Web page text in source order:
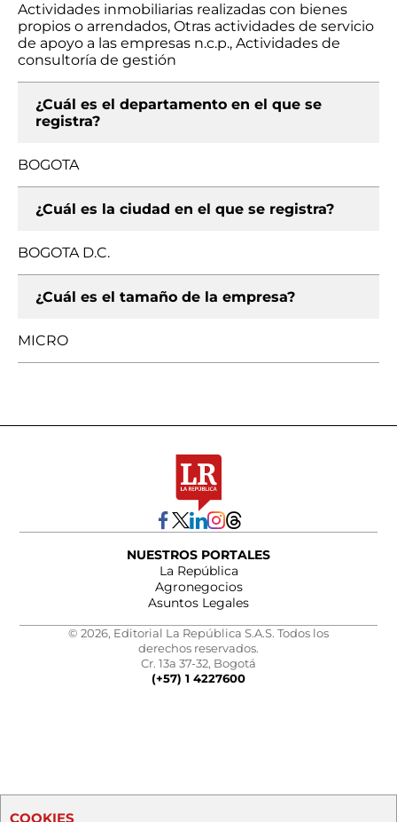
Actividades inmobiliarias realizadas con bienes
propios o arrendados, Otras actividades de servicio
de apoyo a las empresas n.c.p., Actividades de
consultoría de gestión
¿Cuál es el departamento en el que se
registra?
BOGOTA
¿Cuál es la ciudad en el que se registra?
BOGOTA D.C.
¿Cuál es el tamaño de la empresa?
MICRO
NUESTROS PORTALES
La República
Agronegocios
Asuntos Legales
© 2026, Editorial La República S.A.S. Todos los
derechos reservados.
Cr. 13a 37-32, Bogotá
(+57) 1 4227600
COOKIES